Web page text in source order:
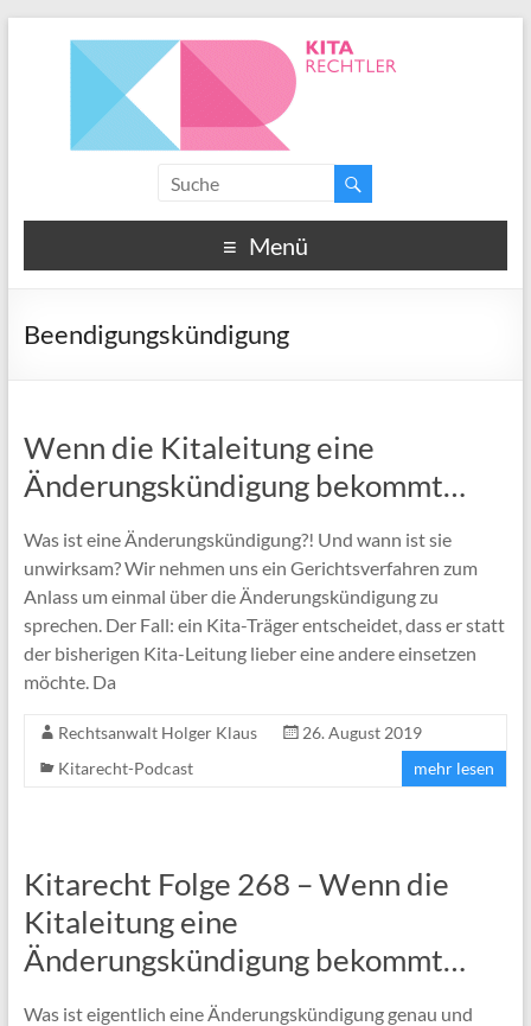
Menü
Beendigungskündigung
Wenn die Kitaleitung eine
Änderungskündigung bekommt…
Was ist eine Änderungskündigung?! Und wann ist sie
unwirksam? Wir nehmen uns ein Gerichtsverfahren zum
Anlass um einmal über die Änderungskündigung zu
sprechen. Der Fall: ein Kita-Träger entscheidet, dass er statt
der bisherigen Kita-Leitung lieber eine andere einsetzen
möchte. Da
Rechtsanwalt Holger Klaus
26. August 2019
Kitarecht-Podcast
mehr lesen
Kitarecht Folge 268 – Wenn die
Kitaleitung eine
Änderungskündigung bekommt…
Was ist eigentlich eine Änderungskündigung genau und